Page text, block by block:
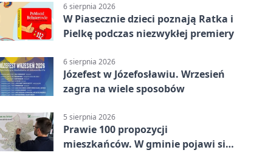
6 sierpnia 2026
W Piasecznie dzieci poznają Ratka i
Pielkę podczas niezwykłej premiery
6 sierpnia 2026
Józefest w Józefosławiu. Wrzesień
zagra na wiele sposobów
5 sierpnia 2026
Prawie 100 propozycji
mieszkańców. W gminie pojawi się